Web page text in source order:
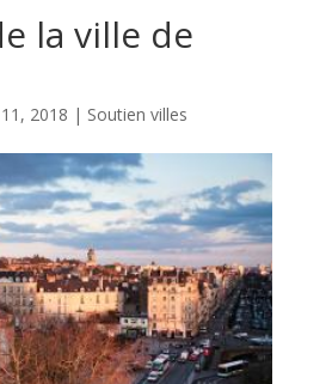
la ville de
2018 | Soutien villes